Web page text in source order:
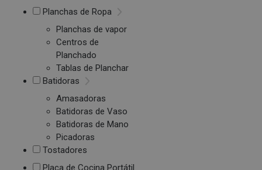
Planchas de Ropa
Planchas de vapor
Centros de
Planchado
Tablas de Planchar
Batidoras
Amasadoras
Batidoras de Vaso
Batidoras de Mano
Picadoras
Tostadores
Placa de Cocina Portátil